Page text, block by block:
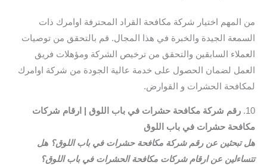
من المهم اختيار شركة مكافحة القراد المحترفة اوامرك ذات
السمعة الجيدة والخبرة في هذا المجال. قم بالتحقق من توصيات
العملاء السابقين والتحقق من ترخيص الشركة ومؤهلات فريق
العمل لضمان الحصول على خدمة عالية الجودة من شركة اوامرك
لمكافحة الحشرات و القوارض.
10. رقم شركة مكافحة حشرات في باب اللوق | ارقام شركات
مكافحة حشرات في باب اللوق
هل تبحثين عن رقم شركة مكافحة حشرات في باب اللوق؟ هل
تتساءلين عن ارقام شركات مكافحة الحشرات في باب اللوق؟